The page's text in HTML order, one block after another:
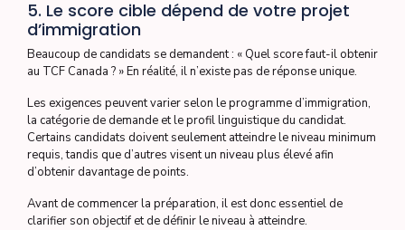
5. Le score cible dépend de votre projet
d’immigration
Beaucoup de candidats se demandent : « Quel score faut-il obtenir
au TCF Canada ? » En réalité, il n’existe pas de réponse unique.
Les exigences peuvent varier selon le programme d’immigration,
la catégorie de demande et le profil linguistique du candidat.
Certains candidats doivent seulement atteindre le niveau minimum
requis, tandis que d’autres visent un niveau plus élevé afin
d’obtenir davantage de points.
Avant de commencer la préparation, il est donc essentiel de
clarifier son objectif et de définir le niveau à atteindre.